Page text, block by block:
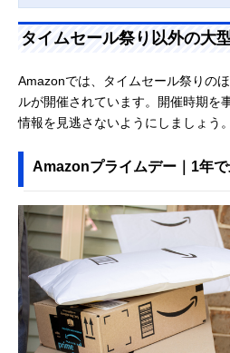
タイムセール祭り以外の大
Amazonでは、タイムセール祭りの
ルが開催されています。開催時期を
情報を見逃さないようにしましょう。
Amazonプライムデー｜1年